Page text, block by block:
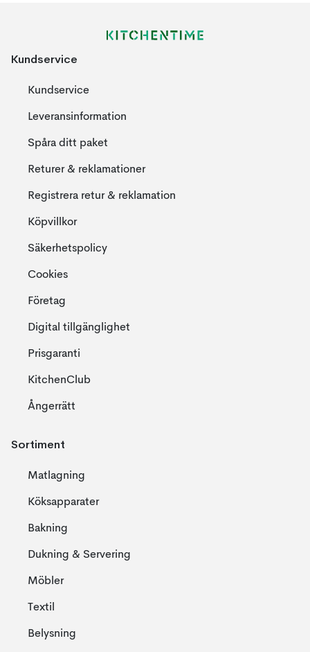
Kundservice
Kundservice
Leveransinformation
Spåra ditt paket
Returer & reklamationer
Registrera retur & reklamation
Köpvillkor
Säkerhetspolicy
Cookies
Företag
Digital tillgänglighet
Prisgaranti
KitchenClub
Ångerrätt
Sortiment
Matlagning
Köksapparater
Bakning
Dukning & Servering
Möbler
Textil
Belysning